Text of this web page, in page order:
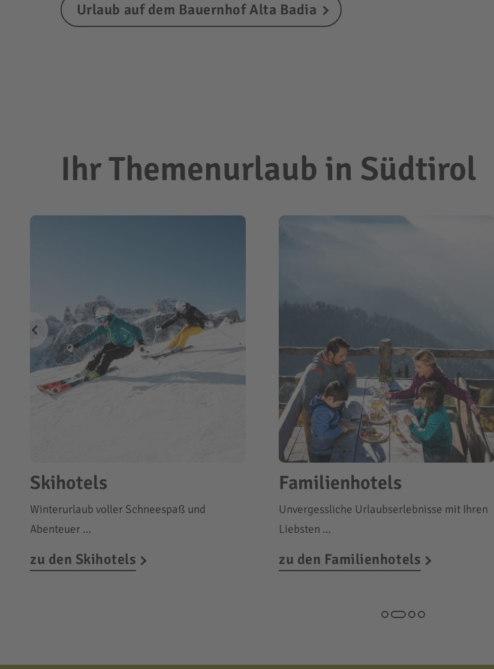
Urlaub auf dem Bauernhof Alta Badia
Ihr Themenurlaub in Südtirol
Skihotels
Winterurlaub voller Schneespaß und
Abenteuer …
zu den Skihotels
Familienhotels
Unvergessliche Urlaubserlebnisse mit Ihren
Liebsten …
zu den Familienhotels